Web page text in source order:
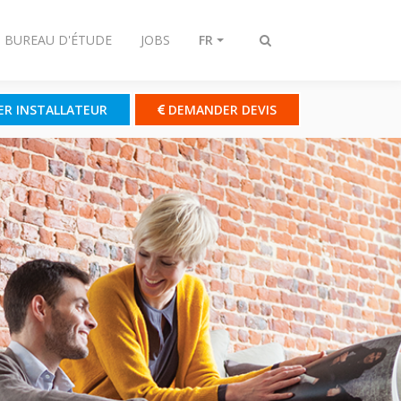
Afficher/masquer
BUREAU D'ÉTUDE JOBS FR
INSTALLATEUR DEMANDER DEVIS